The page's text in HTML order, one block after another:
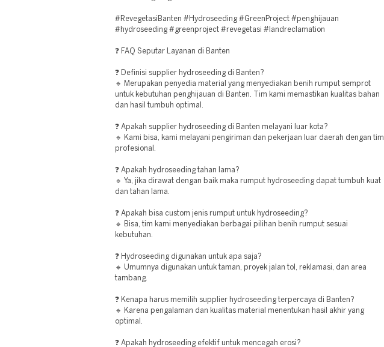
#RevegetasiBanten #Hydroseeding #GreenProject #penghijauan
#hydroseeding #greenproject #revegetasi #landreclamation
❓ FAQ Seputar Layanan di Banten
❓ Definisi supplier hydroseeding di Banten?
🔹 Merupakan penyedia material yang menyediakan benih rumput semprot
untuk kebutuhan penghijauan di Banten. Tim kami memastikan kualitas bahan
dan hasil tumbuh optimal.
❓ Apakah supplier hydroseeding di Banten melayani luar kota?
🔹 Kami bisa, kami melayani pengiriman dan pekerjaan luar daerah dengan tim
profesional.
❓ Apakah hydroseeding tahan lama?
🔹 Ya, jika dirawat dengan baik maka rumput hydroseeding dapat tumbuh kuat
dan tahan lama.
❓ Apakah bisa custom jenis rumput untuk hydroseeding?
🔹 Bisa, tim kami menyediakan berbagai pilihan benih rumput sesuai
kebutuhan.
❓ Hydroseeding digunakan untuk apa saja?
🔹 Umumnya digunakan untuk taman, proyek jalan tol, reklamasi, dan area
tambang.
❓ Kenapa harus memilih supplier hydroseeding terpercaya di Banten?
🔹 Karena pengalaman dan kualitas material menentukan hasil akhir yang
optimal.
❓ Apakah hydroseeding efektif untuk mencegah erosi?